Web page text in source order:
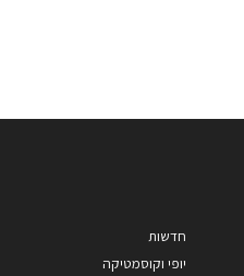
חדשות
יופי וקוסמטיקה